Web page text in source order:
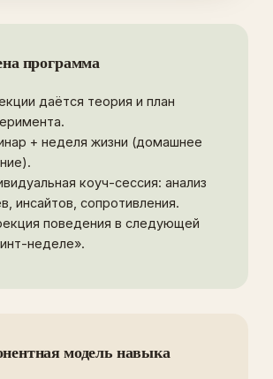
программа
даётся теория и план
+ неделя жизни (домашнее
коуч-сессия: анализ
инсайтов, сопротивления.
поведения в следующей
неделе».
модель навыка